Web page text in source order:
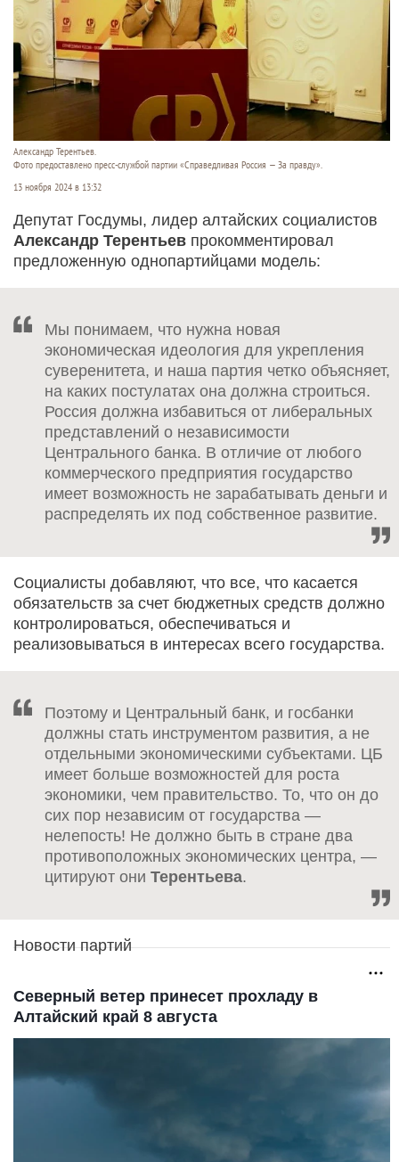
Александр Терентьев.
Фото предоставлено пресс-службой партии «Справедливая Россия — За правду».
13 ноября 2024 в 13:32
Депутат Госдумы, лидер алтайских социалистов
Александр Терентьев прокомментировал
предложенную однопартийцами модель:
Мы понимаем, что нужна новая
экономическая идеология для укрепления
суверенитета, и наша партия четко объясняет,
на каких постулатах она должна строиться.
Россия должна избавиться от либеральных
представлений о независимости
Центрального банка. В отличие от любого
коммерческого предприятия государство
имеет возможность не зарабатывать деньги и
распределять их под собственное развитие.
Социалисты добавляют, что все, что касается
обязательств за счет бюджетных средств должно
контролироваться, обеспечиваться и
реализовываться в интересах всего государства.
Поэтому и Центральный банк, и госбанки
должны стать инструментом развития, а не
отдельными экономическими субъектами. ЦБ
имеет больше возможностей для роста
экономики, чем правительство. То, что он до
сих пор независим от государства —
нелепость! Не должно быть в стране два
противоположных экономических центра, —
цитируют они Терентьева.
Новости партий
Северный ветер принесет прохладу в
Алтайский край 8 августа